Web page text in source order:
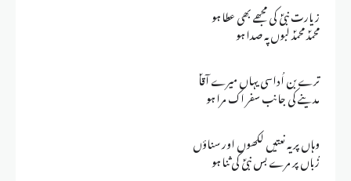
زیارت نبیؐ کی مجھے بھی عطا ہو
محمدؐ محمدؐ لبوں پہ صدا ہو
ترے بن اُداسی یہاں میرے آقاؐ
مدینے کی جانب سفر اک مرا ہو
وہاں پر یہ نعتیں لکھوں اور سناؤں
زُباں پر مرے بس نبیؐ کی ثنا ہو